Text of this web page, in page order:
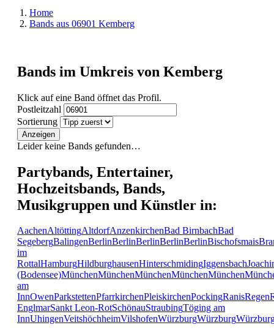
Home
Bands aus 06901 Kemberg
Bands im Umkreis von Kemberg
Klick auf eine Band öffnet das Profil.
Postleitzahl
Sortierung
Anzeigen
Leider keine Bands gefunden…
Partybands, Entertainer,
Hochzeitsbands, Bands,
Musikgruppen und Künstler in:
AachenAltöttingAltdorfAnzenkirchenBad BirnbachBad
SegebergBalingenBerlinBerlinBerlinBerlinBerlinBischofsmais
im
RottalHamburgHildburghausenHinterschmidingIggensbach
(Bodensee)MünchenMünchenMünchenMünchenMünchen
am
InnOwenParkstettenPfarrkirchenPleiskirchenPockingRanisRegen
EnglmarSankt Leon-RotSchönauStraubingTöging am
InnUhingenVeitshöchheimVilshofenWürzburgWürzburg